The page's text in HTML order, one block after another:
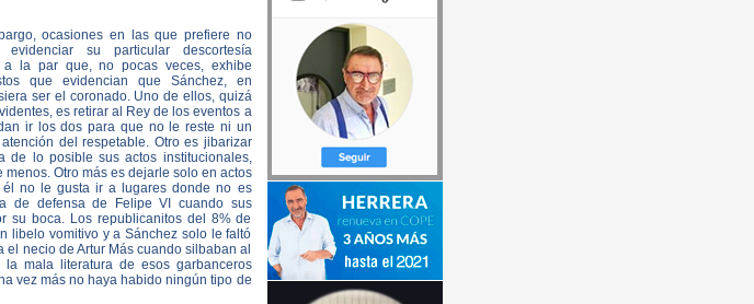
ocasiones en las que prefiere no
su particular descortesía
a la par que, no pocas veces, exhibe
que evidencian que Sánchez, en
ser el coronado. Uno de ellos, quizá
es retirar al Rey de los eventos a
ir los dos para que no le reste ni un
del respetable. Otro es jibarizar
de lo posible sus actos institucionales,
Otro más es dejarle solo en actos
no le gusta ir a lugares donde no es
de defensa de Felipe VI cuando sus
su boca. Los republicanitos del 8% de
libelo vomitivo y a Sánchez solo le faltó
necio de Artur Más cuando silbaban al
mala literatura de esos garbanceros
vez más no haya habido ningún tipo de